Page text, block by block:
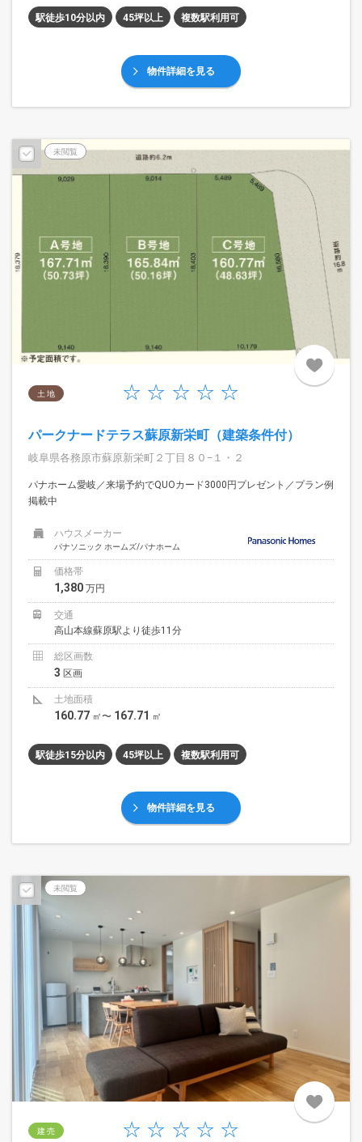
駅徒歩10分以内 45坪以上 複数駅利用可
物件詳細を見る
未閲覧
土 地
パークナードテラス蘇原新栄町（建築条件付）
岐阜県各務原市蘇原新栄町２丁目８０−１・２
パナホーム愛岐／来場予約でQUOカード3000円プレゼント／プラン例
掲載中
ハウスメーカー
パナソニック ホームズ/パナホーム
価格帯
1,380 万円
交通
高山本線蘇原駅より徒歩11分
総区画数
3 区画
土地面積
160.77 ㎡〜 167.71 ㎡
駅徒歩15分以内 45坪以上 複数駅利用可
物件詳細を見る
未閲覧
建 売